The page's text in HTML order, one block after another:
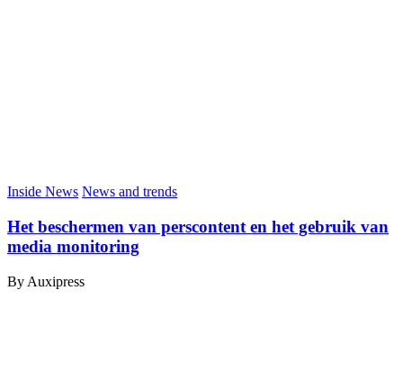
Inside News News and trends
Het beschermen van perscontent en het gebruik van
media monitoring
By Auxipress